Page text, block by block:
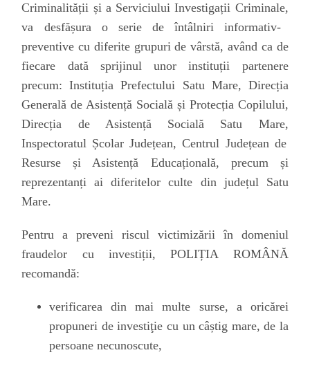
Criminalității și a Serviciului Investigații Criminale,
va desfășura o serie de întâlniri informativ-
preventive cu diferite grupuri de vârstă, având ca de
fiecare dată sprijinul unor instituții partenere
precum:Instituția Prefectului Satu Mare, Direcția
Generală de Asistență Socială și Protecția Copilului,
Direcția de Asistență Socială Satu Mare,
Inspectoratul Școlar Județean, Centrul Județean de
Resurse și Asistență Educațională, precum și
reprezentanți ai diferitelor culte din județul Satu
Mare.
Pentru a preveni riscul victimizării în domeniul
fraudelor cu investiții, POLIȚIA ROMÂNĂ
recomandă:
verificarea din mai multe surse, a oricărei
propuneri de investiţie cu un câștig mare, de la
persoane necunoscute,